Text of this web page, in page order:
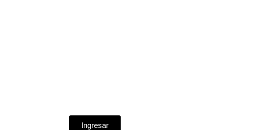
Ingresar